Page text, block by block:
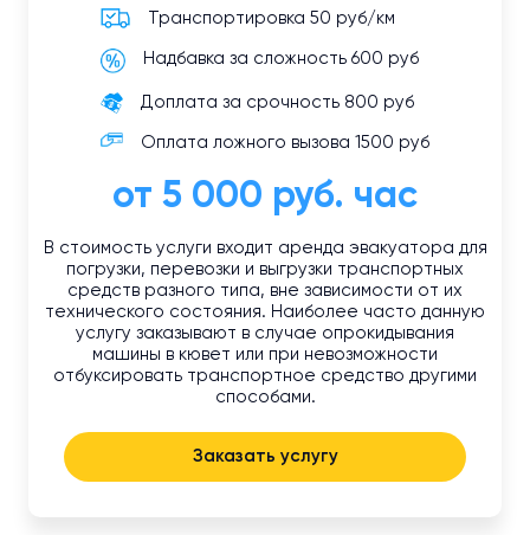
Транспортировка 50 руб/км
Надбавка за сложность 600 руб
Доплата за срочность 800 руб
Оплата ложного вызова 1500 руб
от 5 000 руб. час
В стоимость услуги входит аренда эвакуатора для
погрузки, перевозки и выгрузки транспортных
средств разного типа, вне зависимости от их
технического состояния. Наиболее часто данную
услугу заказывают в случае опрокидывания
машины в кювет или при невозможности
отбуксировать транспортное средство другими
способами.
Заказать услугу